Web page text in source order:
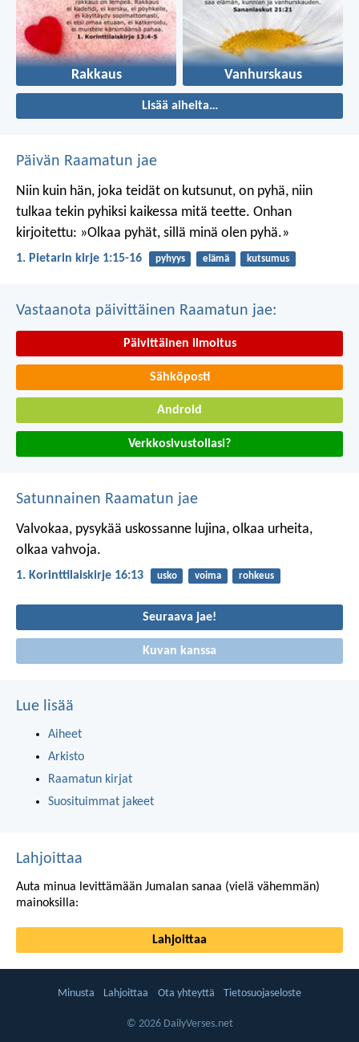
Rakkaus Vanhurskaus
Lisää aiheita…
Päivän Raamatun jae
Niin kuin hän, joka teidät on kutsunut, on pyhä, niin
tulkaa tekin pyhiksi kaikessa mitä teette. Onhan
kirjoitettu: »Olkaa pyhät, sillä minä olen pyhä.»
1. Pietarin kirje 1:15-16 pyhyys elämä kutsumus
Vastaanota päivittäinen Raamatun jae:
Päivittäinen ilmoitus
Sähköposti
Android
Verkkosivustollasi?
Satunnainen Raamatun jae
Valvokaa, pysykää uskossanne lujina, olkaa urheita,
olkaa vahvoja.
1. Korinttilaiskirje 16:13 usko voima rohkeus
Seuraava jae!
Kuvan kanssa
Lue lisää
Aiheet
Arkisto
Raamatun kirjat
Suosituimmat jakeet
Lahjoittaa
Auta minua levittämään Jumalan sanaa (vielä vähemmän)
mainoksilla:
Lahjoittaa
Minusta Lahjoittaa Ota yhteyttä Tietosuojaseloste
© 2026 DailyVerses.net